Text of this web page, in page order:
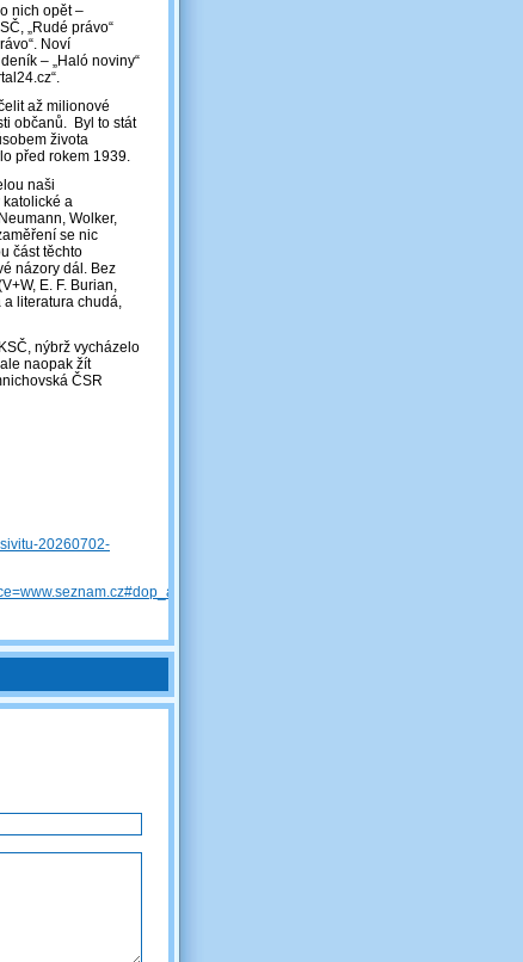
nich opět –
„Rudé právo“
Noví
– „Haló noviny“
až milionové
občanů. Byl to stát
života
před rokem 1939.
naši
katolické a
Wolker,
se nic
část těchto
názory dál. Bez
E. F. Burian,
a literatura chudá,
nýbrž vycházelo
naopak žít
ČSR
20260702-